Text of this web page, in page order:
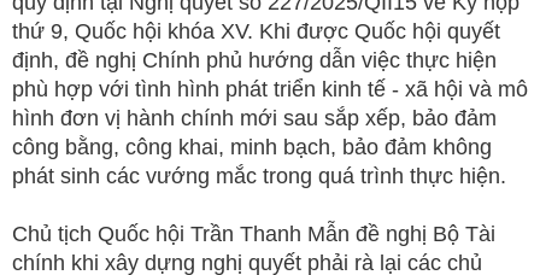
thứ 9, Quốc hội khóa XV. Khi được Quốc hội quyết
định, đề nghị Chính phủ hướng dẫn việc thực hiện
phù hợp với tình hình phát triển kinh tế - xã hội và mô
hình đơn vị hành chính mới sau sắp xếp, bảo đảm
công bằng, công khai, minh bạch, bảo đảm không
phát sinh các vướng mắc trong quá trình thực hiện.
Chủ tịch Quốc hội Trần Thanh Mẫn đề nghị Bộ Tài
chính khi xây dựng nghị quyết phải rà lại các chủ